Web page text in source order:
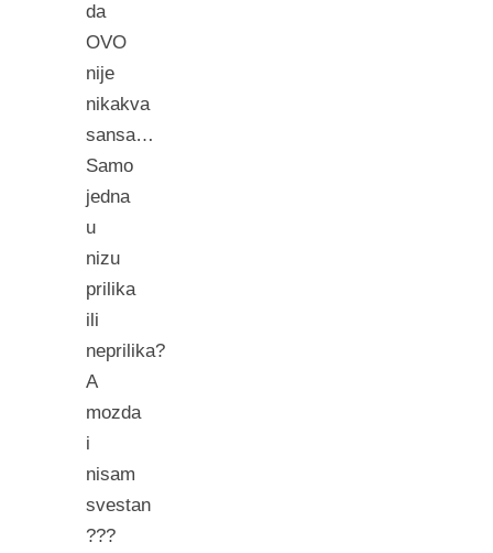
da
OVO
nije
nikakva
sansa…
Samo
jedna
u
nizu
prilika
ili
neprilika?
A
mozda
i
nisam
svestan
???